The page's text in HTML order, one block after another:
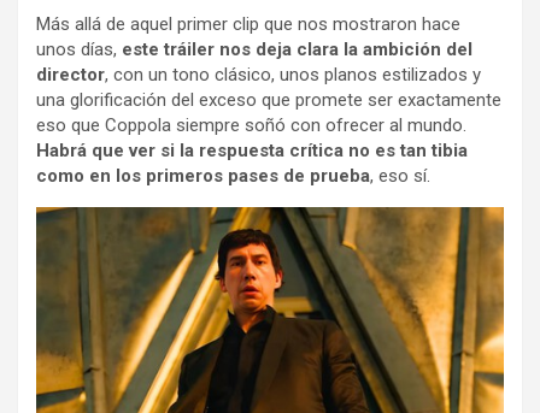
Más allá de aquel primer clip que nos mostraron hace
unos días, este tráiler nos deja clara la ambición del
director, con un tono clásico, unos planos estilizados y
una glorificación del exceso que promete ser exactamente
eso que Coppola siempre soñó con ofrecer al mundo.
Habrá que ver si la respuesta crítica no es tan tibia
como en los primeros pases de prueba, eso sí.